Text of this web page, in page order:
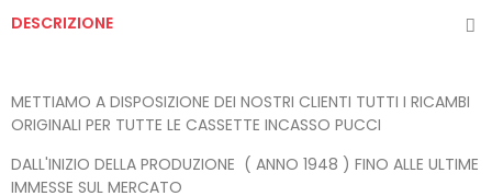
DESCRIZIONE
METTIAMO A DISPOSIZIONE DEI NOSTRI CLIENTI TUTTI I RICAMBI
ORIGINALI PER TUTTE LE CASSETTE INCASSO PUCCI
DALL'INIZIO DELLA PRODUZIONE ( ANNO 1948 ) FINO ALLE ULTIME
IMMESSE SUL MERCATO